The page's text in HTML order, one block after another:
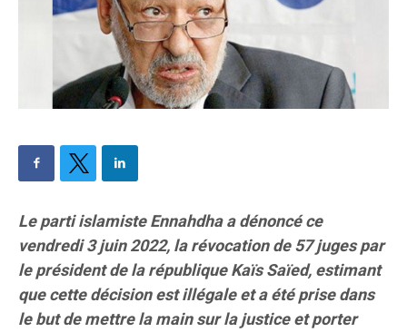
Le parti islamiste Ennahdha a dénoncé ce
vendredi 3 juin 2022, la révocation de 57 juges par
le président de la république Kaïs Saïed, estimant
que cette décision est illégale et a été prise dans
le but de mettre la main sur la justice et porter